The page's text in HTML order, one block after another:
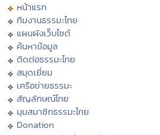
หน้าแรก
ทีมงานธรรมะไทย
แผนผังเว็บไซต์
ค้นหาข้อมูล
ติดต่อธรรมะไทย
สมุดเยี่ยม
เครือข่ายธรรมะ
สัญลักษณ์ไทย
มุมสมาชิกธรรมะไทย
Donation